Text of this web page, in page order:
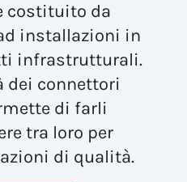
costituito da
installazioni in
infrastrutturali.
dei connettori
di farli
tra loro per
di qualità.